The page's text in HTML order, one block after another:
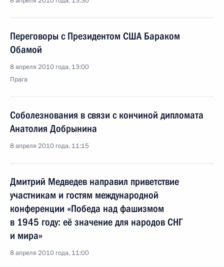
Переговоры с Президентом США Бараком
Обамой
8 апреля 2010 года, 13:00
Прага
Соболезнования в связи с кончиной дипломата
Анатолия Добрынина
8 апреля 2010 года, 11:15
Дмитрий Медведев направил приветствие
участникам и гостям международной
конференции «Победа над фашизмом
в 1945 году: её значение для народов СНГ
и мира»
8 апреля 2010 года, 11:00